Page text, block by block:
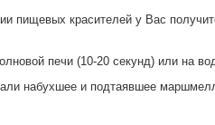
пищевых красителей у Вас
печи (10-20 секунд) или на
набухшее и подтаявшее